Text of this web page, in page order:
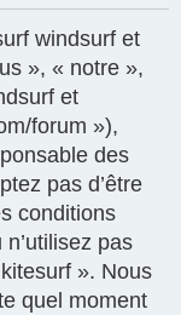
windsurf et
», « notre »,
et
forum »),
des
pas d’être
conditions
pas
». Nous
quel moment